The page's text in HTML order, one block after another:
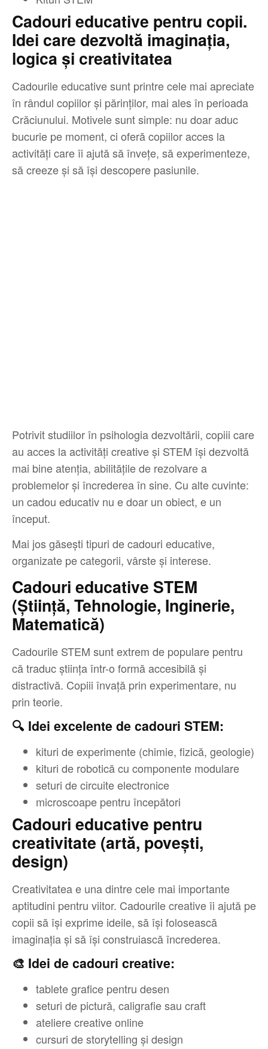
Cadouri educative pentru copii.
Idei care dezvoltă imaginația,
logica și creativitatea
Cadourile educative sunt printre cele mai apreciate
în rândul copiilor și părinților, mai ales în perioada
Crăciunului. Motivele sunt simple: nu doar aduc
bucurie pe moment, ci oferă copiilor acces la
activități care îi ajută să învețe, să experimenteze,
să creeze și să își descopere pasiunile.
Potrivit studiilor în psihologia dezvoltării, copiii care
au acces la activități creative și STEM își dezvoltă
mai bine atenția, abilitățile de rezolvare a
problemelor și încrederea în sine. Cu alte cuvinte:
un cadou educativ nu e doar un obiect, e un
început.
Mai jos găsești tipuri de cadouri educative,
organizate pe categorii, vârste și interese.
Cadouri educative STEM
(Știință, Tehnologie, Inginerie,
Matematică)
Cadourile STEM sunt extrem de populare pentru
că traduc știința într-o formă accesibilă și
distractivă. Copiii învață prin experimentare, nu
prin teorie.
🔍 Idei excelente de cadouri STEM:
kituri de experimente (chimie, fizică, geologie)
kituri de robotică cu componente modulare
seturi de circuite electronice
microscoape pentru începători
Cadouri educative pentru
creativitate (artă, povești,
design)
Creativitatea e una dintre cele mai importante
aptitudini pentru viitor. Cadourile creative îi ajută pe
copii să își exprime ideile, să își folosească
imaginația și să își construiască încrederea.
🎨 Idei de cadouri creative:
tablete grafice pentru desen
seturi de pictură, caligrafie sau craft
ateliere creative online
cursuri de storytelling și design